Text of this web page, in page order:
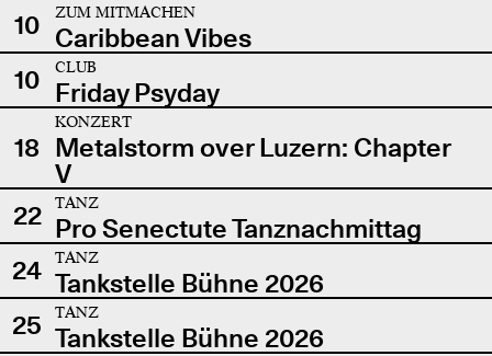
10
ZUM MITMACHEN
Caribbean Vibes
10
CLUB
Friday Psyday
18
KONZERT
Metalstorm over Luzern: Chapter
V
22
TANZ
Pro Senectute Tanznachmittag
24
TANZ
Tankstelle Bühne 2026
25
TANZ
Tankstelle Bühne 2026